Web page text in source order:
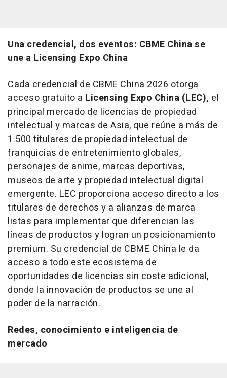
Una credencial, dos eventos: CBME China se
une a Licensing Expo China
Cada credencial de CBME China 2026 otorga
acceso gratuito a Licensing Expo China (LEC), el
principal mercado de licencias de propiedad
intelectual y marcas de Asia, que reúne a más de
1.500 titulares de propiedad intelectual de
franquicias de entretenimiento globales,
personajes de anime, marcas deportivas,
museos de arte y propiedad intelectual digital
emergente. LEC proporciona acceso directo a los
titulares de derechos y a alianzas de marca
listas para implementar que diferencian las
líneas de productos y logran un posicionamiento
premium. Su credencial de CBME China le da
acceso a todo este ecosistema de
oportunidades de licencias sin coste adicional,
donde la innovación de productos se une al
poder de la narración.
Redes, conocimiento e inteligencia de
mercado